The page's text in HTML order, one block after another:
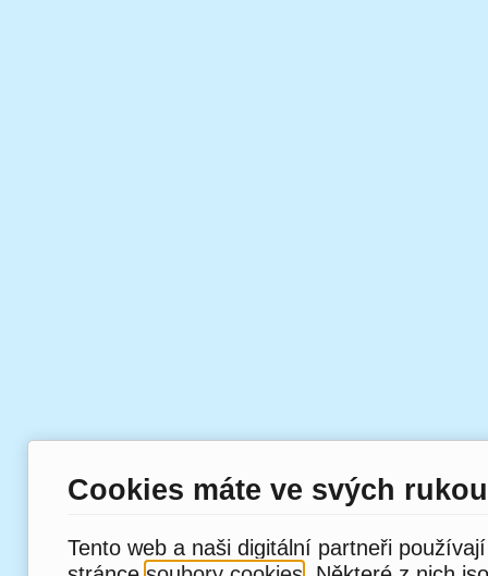
Cookies máte ve svých rukou
Tento web a naši digitální partneři